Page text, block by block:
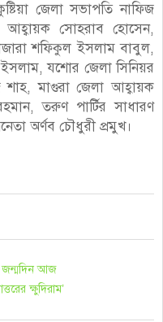
জেলা সভাপতি নাফিজ
আহ্বায়ক সোহরাব হোসেন,
শফিকুল ইসলাম বাবুল,
যশোর জেলা সিনিয়র
মাগুরা জেলা আহ্বায়ক
তরুণ পার্টির সাধারণ
অর্ণব চৌধুরী প্রমুখ।
জন্মদিন আজ
ক্ষুদিরাম’